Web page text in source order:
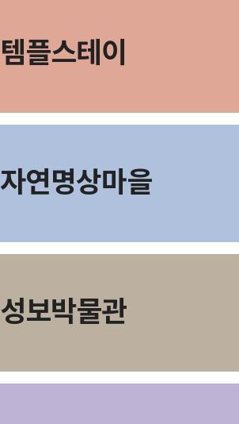
템플스테이
자연명상마을
성보박물관